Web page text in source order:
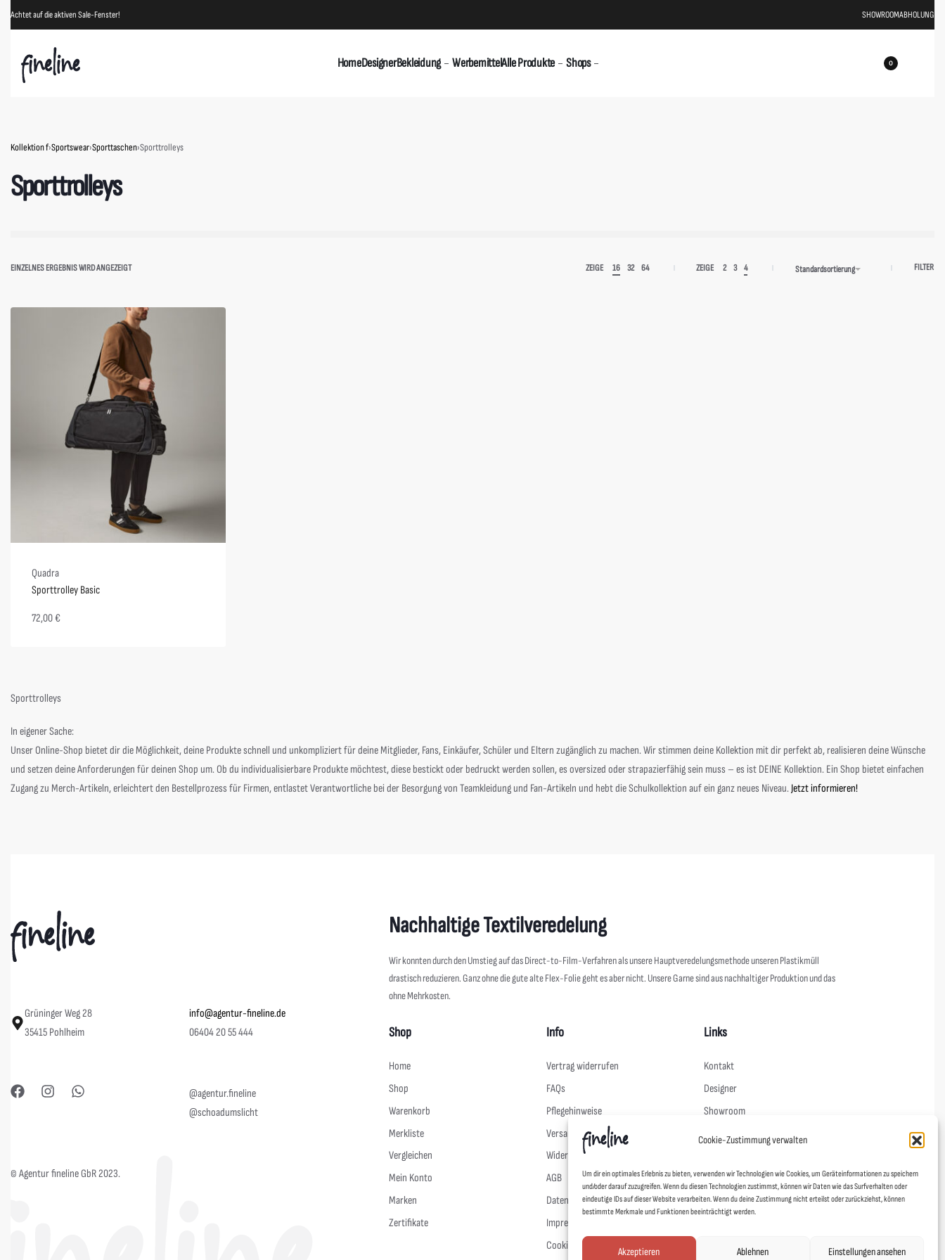
Cookie-Zustimmung verwalten
Um dir ein optimales Erlebnis zu bieten, verwenden wir Technologien wie Cookies, um Geräteinformationen zu speichern
und/oder darauf zuzugreifen. Wenn du diesen Technologien zustimmst, können wir Daten wie das Surfverhalten oder
eindeutige IDs auf dieser Website verarbeiten. Wenn du deine Zustimmung nicht erteilst oder zurückziehst, können
bestimmte Merkmale und Funktionen beeinträchtigt werden.
Akzeptieren Ablehnen Einstellungen ansehen
Achtet auf die aktiven Sale-Fenster! SHOWROOMABHOLUNG
HomeDesignerBekleidung WerbemittelAlle Produkte Shops 0
Kollektion f›Sportswear›Sporttaschen›Sporttrolleys
Sporttrolleys
EINZELNES ERGEBNIS WIRD ANGEZEIGT ZEIGE 16 32 64 ZEIGE 2 3 4 Standardsortierung FILTER
Quadra
Sporttrolley Basic
72,00 €
Sporttrolleys
In eigener Sache:
Unser Online-Shop bietet dir die Möglichkeit, deine Produkteschnell und unkompliziertfür deine Mitglieder, Fans, Einkäufer, Schüler und Eltern zugänglich zu machen.Wir stimmen deine Kollektion mit dir perfekt ab, realisieren deine Wünsche
und setzen deine Anforderungen für deinen Shop um. Ob du individualisierbare Produkte möchtest, diese bestickt oder bedruckt werden sollen, es oversized oder strapazierfähig sein muss – es ist DEINE Kollektion. Ein Shop bietet einfachen
Zugang zu Merch-Artikeln, erleichtert den Bestellprozess für Firmen, entlastet Verantwortliche bei der Besorgung von Teamkleidung und Fan-Artikeln und hebt die Schulkollektion auf ein ganz neues Niveau.Jetzt informieren!
Grüninger Weg 28
35415 Pohlheim
info@agentur-fineline.de
06404 20 55 444
@agentur.fineline
@schoadumslicht
© Agentur fineline GbR 2023.
Nachhaltige Textilveredelung
Wir konnten durch den Umstieg auf das Direct-to-Film-Verfahren als unsere Hauptveredelungsmethode unseren Plastikmüll
drastisch reduzieren. Ganz ohne die gute alte Flex-Folie geht es aber nicht. Unsere Garne sind aus nachhaltiger Produktion und das
ohne Mehrkosten.
Shop
Home
Shop
Warenkorb
Merkliste
Vergleichen
Mein Konto
Marken
Zertifikate
Info
Vertrag widerrufen
FAQs
Pflegehinweise
Versand & Lieferung
Widerruf
AGB
Datenschutz
Impressum
Cookie-Richtlinie (EU)
Links
Kontakt
Designer
Showroom
Mein Shop
Schoad ums Licht
DUAFF!